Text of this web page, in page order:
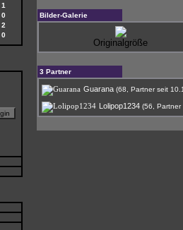
1
0
2
0
Bilder-Galerie
Originalgröße
3 Partner
Guarana (68, Partner seit
Lolipop1234 (56,